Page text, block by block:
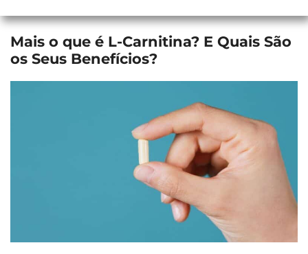
Mais o que é L-Carnitina? E Quais São
os Seus Benefícios?